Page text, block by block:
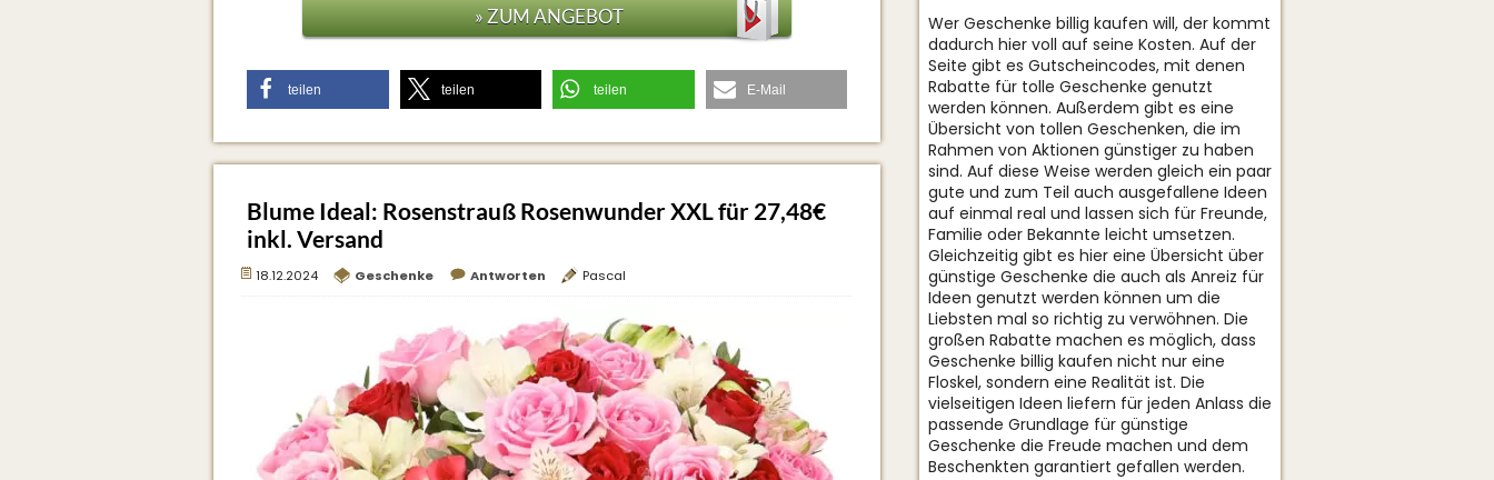
» ZUM ANGEBOT
teilen teilen teilen E-Mail
Blume Ideal: Rosenstrauß Rosenwunder XXL für 27,48€
inkl. Versand
18.12.2024 Geschenke Antworten Pascal
Wer Geschenke billig kaufen will, der kommt
dadurch hier voll auf seine Kosten. Auf der
Seite gibt es Gutscheincodes, mit denen
Rabatte für tolle Geschenke genutzt
werden können. Außerdem gibt es eine
Übersicht von tollen Geschenken, die im
Rahmen von Aktionen günstiger zu haben
sind. Auf diese Weise werden gleich ein paar
gute und zum Teil auch ausgefallene Ideen
auf einmal real und lassen sich für Freunde,
Familie oder Bekannte leicht umsetzen.
Gleichzeitig gibt es hier eine Übersicht über
günstige Geschenke die auch als Anreiz für
Ideen genutzt werden können um die
Liebsten mal so richtig zu verwöhnen. Die
großen Rabatte machen es möglich, dass
Geschenke billig kaufen nicht nur eine
Floskel, sondern eine Realität ist. Die
vielseitigen Ideen liefern für jeden Anlass die
passende Grundlage für günstige
Geschenke die Freude machen und dem
Beschenkten garantiert gefallen werden.